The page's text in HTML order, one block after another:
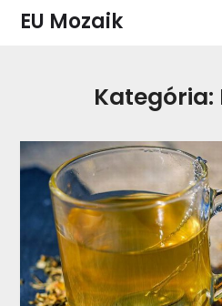
SkipEU Mozaik
Kategória: